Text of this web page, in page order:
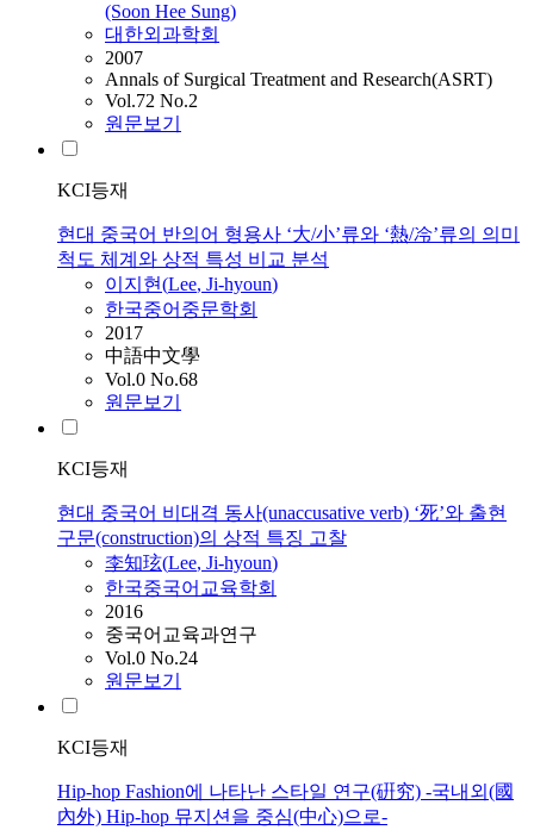
(Soon Hee Sung)
대한외과학회
2007
Annals of Surgical Treatment and Research(ASRT)
Vol.72 No.2
원문보기
KCI등재
현대 중국어 반의어 형용사 ‘大/小’류와 ‘熱/冷’류의 의미
척도 체계와 상적 특성 비교 분석
이지현(Lee, Ji-hyoun)
한국중어중문학회
2017
中語中文學
Vol.0 No.68
원문보기
KCI등재
현대 중국어 비대격 동사(unaccusative verb) ‘死’와 출현
구문(construction)의 상적 특징 고찰
李知玹(Lee, Ji-hyoun)
한국중국어교육학회
2016
중국어교육과연구
Vol.0 No.24
원문보기
KCI등재
Hip-hop Fashion에 나타난 스타일 연구(硏究) -국내외(國
內外) Hip-hop 뮤지션을 중심(中心)으로-